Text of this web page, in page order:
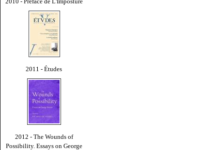
2011 - Études
2012 - The Wounds of
Possibility. Essays on George